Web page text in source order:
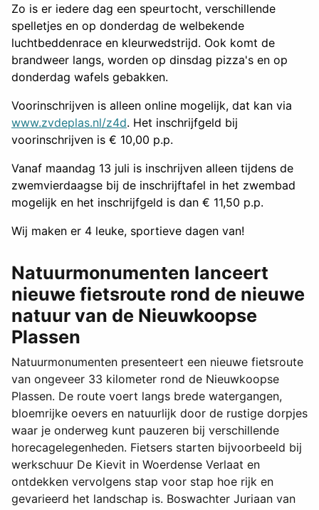
Zo is er iedere dag een speurtocht, verschillende
spelletjes en op donderdag de welbekende
luchtbeddenrace en kleurwedstrijd. Ook komt de
brandweer langs, worden op dinsdag pizza's en op
donderdag wafels gebakken.
Voorinschrijven is alleen online mogelijk, dat kan via
www.zvdeplas.nl/z4d. Het inschrijfgeld bij
voorinschrijven is € 10,00 p.p.
Vanaf maandag 13 juli is inschrijven alleen tijdens de
zwemvierdaagse bij de inschrijftafel in het zwembad
mogelijk en het inschrijfgeld is dan € 11,50 p.p.
Wij maken er 4 leuke, sportieve dagen van!
Natuurmonumenten lanceert
nieuwe fietsroute rond de nieuwe
natuur van de Nieuwkoopse
Plassen
Natuurmonumenten presenteert een nieuwe fietsroute
van ongeveer 33 kilometer rond de Nieuwkoopse
Plassen. De route voert langs brede watergangen,
bloemrijke oevers en natuurlijk door de rustige dorpjes
waar je onderweg kunt pauzeren bij verschillende
horecagelegenheden. Fietsers starten bijvoorbeeld bij
werkschuur De Kievit in Woerdense Verlaat en
ontdekken vervolgens stap voor stap hoe rijk en
gevarieerd het landschap is. Boswachter Juriaan van